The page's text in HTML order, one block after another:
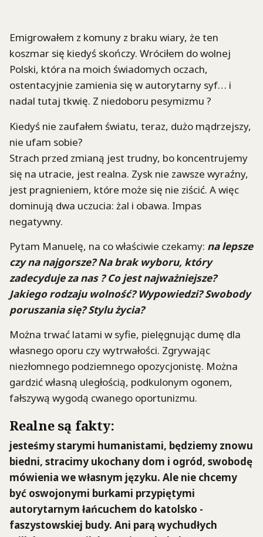
Emigrowałem z komuny z braku wiary, że ten
koszmar się kiedyś skończy. Wróciłem do wolnej
Polski, która na moich świadomych oczach,
ostentacyjnie zamienia się w autorytarny syf… i
nadal tutaj tkwię. Z niedoboru pesymizmu ?
Kiedyś nie zaufałem światu, teraz, dużo mądrzejszy,
nie ufam sobie?
Strach przed zmianą jest trudny, bo koncentrujemy
się na utracie, jest realna. Zysk nie zawsze wyraźny,
jest pragnieniem, które może się nie ziścić. A więc
dominują dwa uczucia: żal i obawa. Impas
negatywny.
Pytam Manuelę, na co właściwie czekamy: na lepsze
czy na najgorsze? Na brak wyboru, który
zadecyduje za nas ? Co jest najważniejsze?
Jakiego rodzaju wolność? Wypowiedzi? Swobody
poruszania się? Stylu życia?
Można trwać latami w syfie, pielęgnując dumę dla
własnego oporu czy wytrwałości. Zgrywając
niezłomnego podziemnego opozycjonistę. Można
gardzić własną uległością, podkulonym ogonem,
fałszywą wygodą cwanego oportunizmu.
Realne są fakty:
jesteśmy starymi humanistami, będziemy znowu
biedni, stracimy ukochany dom i ogród, swobodę
mówienia we własnym języku. Ale nie chcemy
być oswojonymi burkami przypiętymi
autorytarnym łańcuchem do katolsko -
faszystowskiej budy. Ani parą wychudłych